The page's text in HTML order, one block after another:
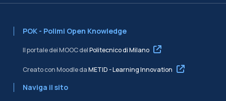
POK - Polimi Open Knowledge
Il portale dei MOOC delPolitecnico di Milano
Creato con Moodle daMETID - Learning Innovation
Naviga il sito